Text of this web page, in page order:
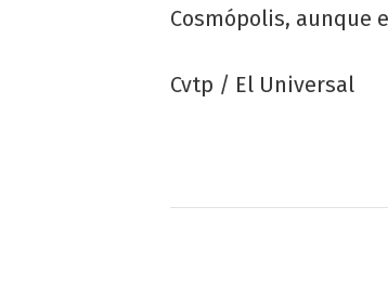
Cosmópolis, aunque
Cvtp / El Universal